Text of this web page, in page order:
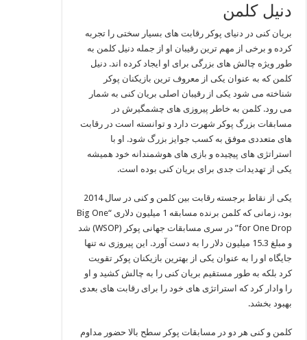
دنیل کلمن
بریان کنی در دنیای پوکر رقابت‌ های بسیار سختی را تجربه
کرده و برخی از مهم‌ ترین رقیبان او از جمله دنیل کلمن به
طور ویژه چالش‌ های بزرگی برای او ایجاد کرده‌ اند. دنیل
کلمن که به‌ عنوان یکی از معروف ترین بازیکنان پوکر
شناخته می‌ شود یکی از رقیبان اصلی بریان کنی به شمار
می‌ رود. کلمن به خاطر پیروزی‌ های چشمگیرش در
مسابقات بزرگ پوکر شهرت دارد و توانسته است در رقابت‌
های متعددی موفق به کسب جوایز بزرگ شود. او با
استراتژی‌ های پیچیده و بازی‌ های هوشمندانه خود همیشه
یکی از تهدیدات جدی برای بریان کنی بوده است.
یکی از نقاط برجسته رقابت بین کلمن و کنی در سال 2014
بود، زمانی که کلمن برنده مسابقه 1 میلیون دلاری “Big One
for One Drop” در سری مسابقات جهانی پوکر (WSOP) شد
و مبلغ 15.3 میلیون دلار را به‌ دست آورد. این پیروزی نه تنها
جایگاه او را به عنوان یکی از بهترین بازیکنان پوکر تقویت
کرد بلکه به‌ طور مستقیم بریان کنی را به چالش کشید و او
را وادار کرد که استراتژی‌ های خود را برای رقابت‌ های بعدی
بهبود بخشد.
کلمن و کنی هر دو در مسابقات پوکر سطح بالا حضور مداوم